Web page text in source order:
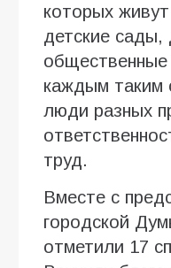
которых
детские сады,
общественные
каждым таким
люди разных
труд.
Вместе с
городской
отметили 17